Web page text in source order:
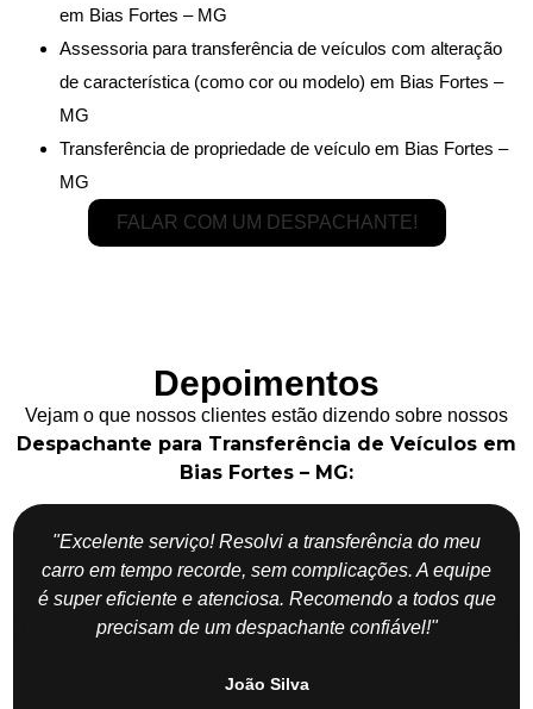
em Bias Fortes – MG
Assessoria para transferência de veículos com alteração
de característica (como cor ou modelo) em Bias Fortes –
MG
Transferência de propriedade de veículo em Bias Fortes –
MG
FALAR COM UM DESPACHANTE!
Depoimentos
Vejam o que nossos clientes estão dizendo sobre nossos
Despachante para Transferência de Veículos em
Bias Fortes – MG:
"Excelente serviço! Resolvi a transferência do meu
carro em tempo recorde, sem complicações. A equipe
é super eficiente e atenciosa. Recomendo a todos que
precisam de um despachante confiável!"
João Silva